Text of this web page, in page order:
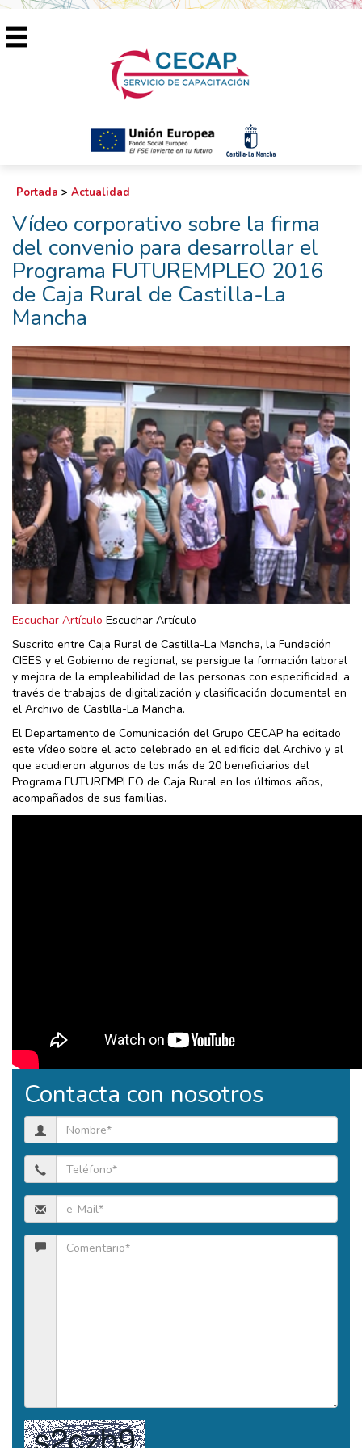
Portada > Actualidad
Vídeo corporativo sobre la firma
del convenio para desarrollar el
Programa FUTUREMPLEO 2016
de Caja Rural de Castilla-La
Mancha
Escuchar Artículo Escuchar Artículo
Suscrito entre Caja Rural de Castilla-La Mancha, la Fundación
CIEES y el Gobierno de regional, se persigue la formación laboral
y mejora de la empleabilidad de las personas con especificidad, a
través de trabajos de digitalización y clasificación documental en
el Archivo de Castilla-La Mancha.
El Departamento de Comunicación del Grupo CECAP ha editado
este vídeo sobre el acto celebrado en el edificio del Archivo y al
que acudieron algunos de los más de 20 beneficiarios del
Programa FUTUREMPLEO de Caja Rural en los últimos años,
acompañados de sus familias.
Contacta con nosotros